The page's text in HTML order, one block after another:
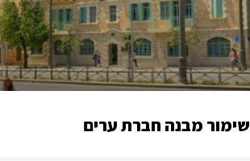
שימור מבנה חברת ערים